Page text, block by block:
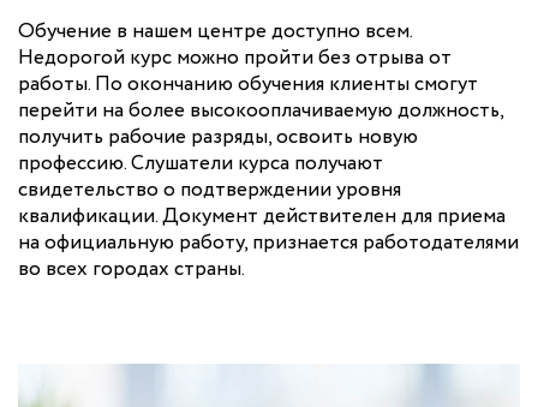
Обучение в нашем центре доступно всем.
Недорогой курс можно пройти без отрыва от
работы. По окончанию обучения клиенты смогут
перейти на более высокооплачиваемую должность,
получить рабочие разряды, освоить новую
профессию. Слушатели курса получают
свидетельство о подтверждении уровня
квалификации. Документ действителен для приема
на официальную работу, признается работодателями
во всех городах страны.